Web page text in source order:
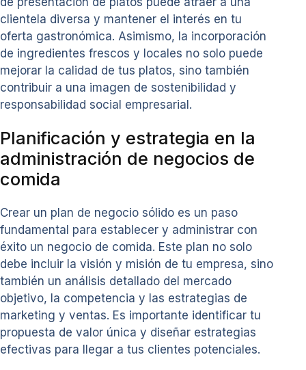
clientela diversa y mantener el interés en tu
oferta gastronómica. Asimismo, la incorporación
de ingredientes frescos y locales no solo puede
mejorar la calidad de tus platos, sino también
contribuir a una imagen de sostenibilidad y
responsabilidad social empresarial.
Planificación y estrategia en la
administración de negocios de
comida
Crear un plan de negocio sólido es un paso
fundamental para establecer y administrar con
éxito un negocio de comida. Este plan no solo
debe incluir la visión y misión de tu empresa, sino
también un análisis detallado del mercado
objetivo, la competencia y las estrategias de
marketing y ventas. Es importante identificar tu
propuesta de valor única y diseñar estrategias
efectivas para llegar a tus clientes potenciales.